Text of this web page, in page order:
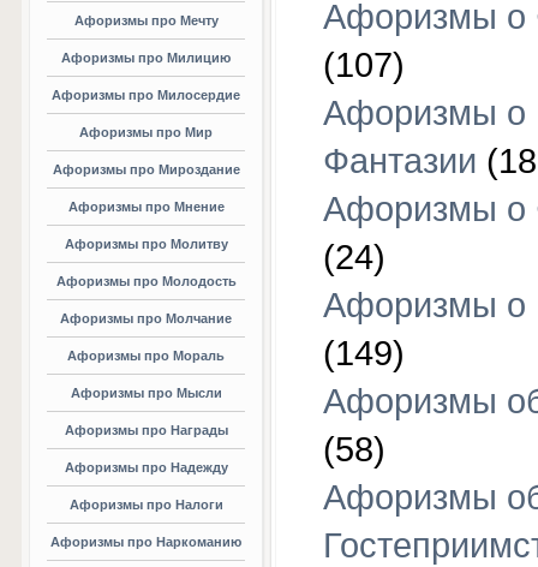
Афоризмы про Мечту
Афоризмы про Милицию
Афоризмы про Милосердие
Афоризмы про Мир
Афоризмы про Мироздание
Афоризмы про Мнение
Афоризмы про Молитву
Афоризмы про Молодость
Афоризмы про Молчание
Афоризмы про Мораль
Афоризмы про Мысли
Афоризмы про Награды
Афоризмы про Надежду
Афоризмы про Налоги
Афоризмы про Наркоманию
Афоризмы о
(107)
Афоризмы о
Фантазии
Афоризмы о
(24)
Афоризмы о
(149)
Афоризмы
(58)
Афоризмы